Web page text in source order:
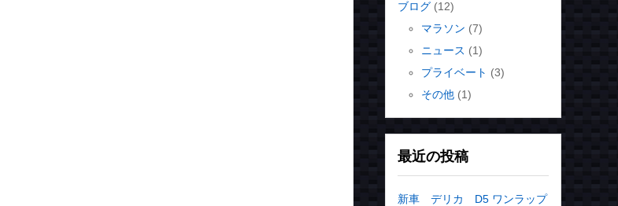
後の定期メンテナンス
施工の流れ
技能検定試験
ブログ (12)
マラソン (7)
ニュース (1)
プライベート (3)
その他 (1)
最近の投稿
新車 デリカ D5 ワンラップ